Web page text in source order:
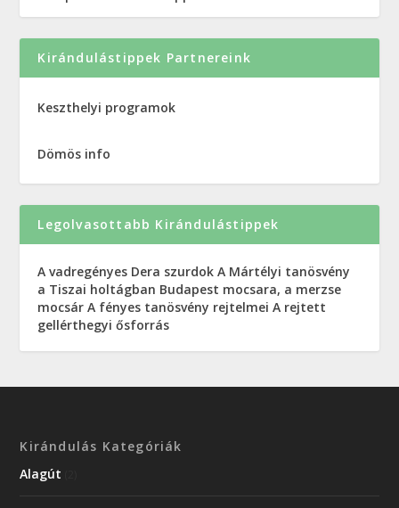
Kirándulástippek Partnereink
Keszthelyi programok
Dömös info
Legolvasottabb Kirándulástippek
A vadregényes Dera szurdok A Mártélyi tanösvény
a Tiszai holtágban Budapest mocsara, a merzse
mocsár A fényes tanösvény rejtelmei A rejtett
gellérthegyi ősforrás
Kirándulás Kategóriák
Alagút